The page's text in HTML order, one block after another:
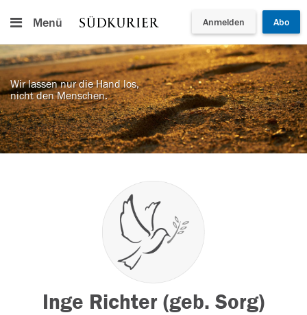
Menü Anmelden Abo
Wir lassen nur die Hand los,
nicht den Menschen.
Inge Richter (geb. Sorg)